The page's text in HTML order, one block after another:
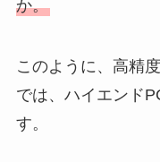
か。
このように、高精
では、ハイエンド
す。